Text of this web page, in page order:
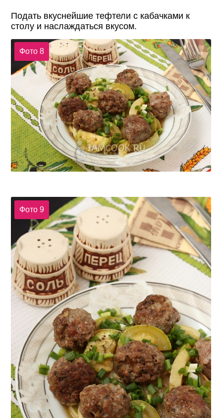
Подать вкуснейшие тефтели с кабачками к
столу и наслаждаться вкусом.
Фото 8
Фото 9